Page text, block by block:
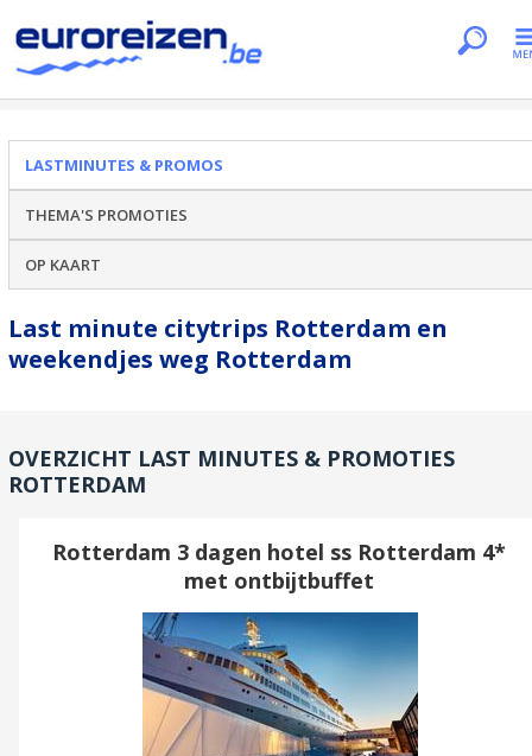
LASTMINUTES & PROMOS
THEMA'S PROMOTIES
OP KAART
Last minute citytrips Rotterdam en
weekendjes weg Rotterdam
OVERZICHT LAST MINUTES & PROMOTIES
ROTTERDAM
Rotterdam 3 dagen hotel ss Rotterdam 4*
met ontbijtbuffet